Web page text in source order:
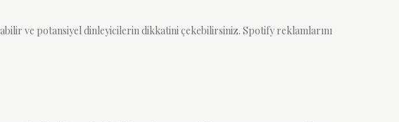
ve potansiyel dinleyicilerin dikkatini çekebilirsiniz. Spotify reklamlarını